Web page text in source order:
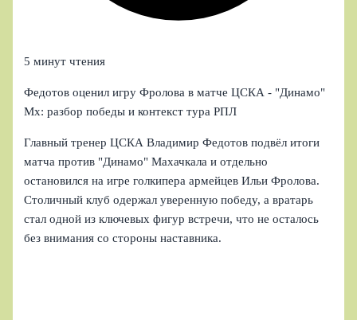
5 минут чтения
Федотов оценил игру Фролова в матче ЦСКА - "Динамо"
Мх: разбор победы и контекст тура РПЛ
Главный тренер ЦСКА Владимир Федотов подвёл итоги
матча против "Динамо" Махачкала и отдельно
остановился на игре голкипера армейцев Ильи Фролова.
Столичный клуб одержал уверенную победу, а вратарь
стал одной из ключевых фигур встречи, что не осталось
без внимания со стороны наставника.